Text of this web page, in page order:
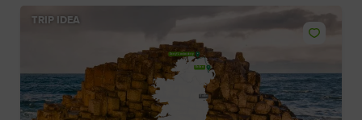
Like
Derry~Londonderry
TRIP IDEA